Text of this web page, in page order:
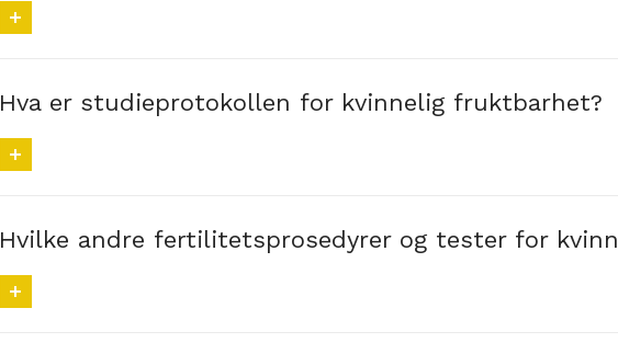
Hva er studieprotokollen for kvinnelig fruktbarhet?
Hvilke andre fertilitetsprosedyrer og tester for